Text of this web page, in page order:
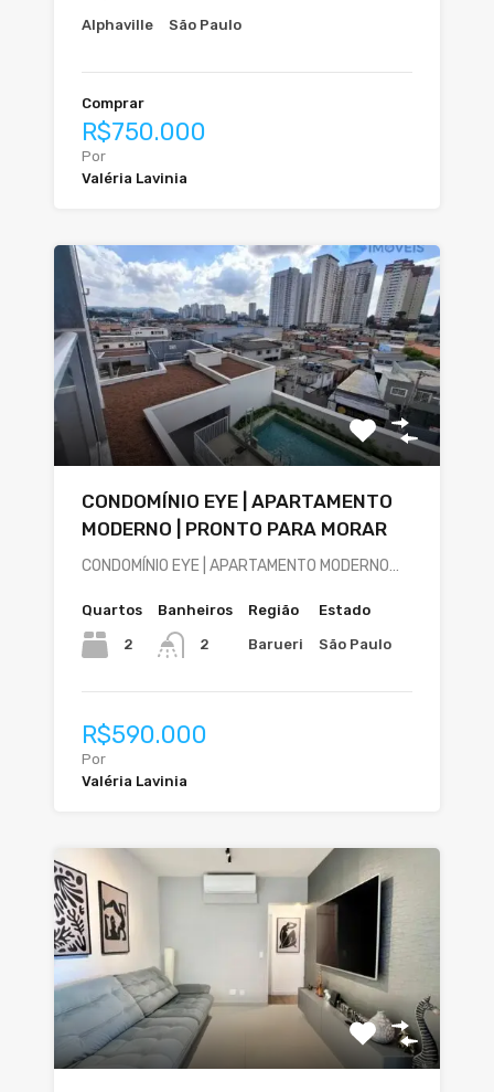
Alphaville São Paulo
Comprar
R$750.000
Por
Valéria Lavinia
CONDOMÍNIO EYE | APARTAMENTO
MODERNO | PRONTO PARA MORAR
CONDOMÍNIO EYE | APARTAMENTO MODERNO…
Quartos
2
Banheiros
2
Região
Barueri
Estado
São Paulo
R$590.000
Por
Valéria Lavinia